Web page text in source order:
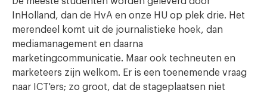
InHolland, dan de HvA en onze HU op plek drie. Het
merendeel komt uit de journalistieke hoek, dan
mediamanagement en daarna
marketingcommunicatie. Maar ook techneuten en
marketeers zijn welkom. Er is een toenemende vraag
naar ICT'ers; zo groot, dat de stageplaatsen niet